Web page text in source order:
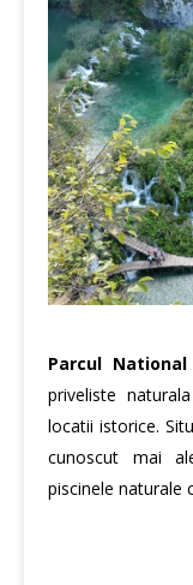
Parcul
priveliste
locatii istorice.
cunoscut mai
piscinele naturale